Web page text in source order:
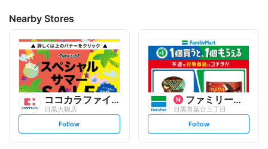
Nearby Stores
ココカラファイン
目黒大橋店
s
t
Follow
ファミリーマート
目黒青葉台三丁目
s
t
Follow